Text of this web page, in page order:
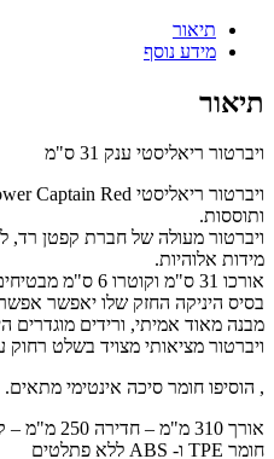
תיאור
מידע נוסף
תיאור
ויברטור ריאליסטי ענק 31 ס"מ
ותוססות.
ויברטור מעולה של חברת קפטן רד,
מידות אלוהיות.
אורכו 31 ס"מ וקוטרו 6 ס"מ מבטיחים רגעים מלאים ועמוקים מאוד.
בסיס היניקה החזק שלו יאפשר
מבנה מאוד אמיתי, ורידים מוגדרים
ויברטור מציאותי מצויד בשלט רחוק עם 10
, הוסיפו חומר סיכה אינטימי מתאים.
אורך 310 מ"מ – חדירה 250 מ"מ – קוטר 66 מ"מ
חומר TPE ו- ABS ללא פתלטים